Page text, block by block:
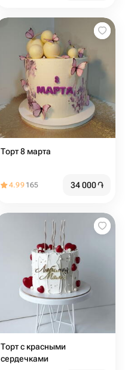
Торт 8 марта
4.99 165 34 000֏
Торт с красными
сердечками